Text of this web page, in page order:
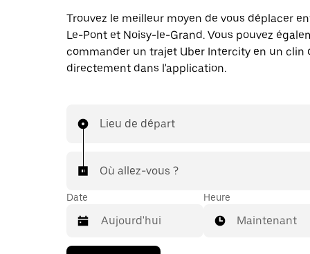
Trouvez le meilleur moyen de vous déplacer
Le-Pont et Noisy-le-Grand. Vous pouvez
commander un trajet Uber Intercity en un clin
directement dans l'application.
Lieu de départ
Où allez-vous ?
Date Heure
Maintenant